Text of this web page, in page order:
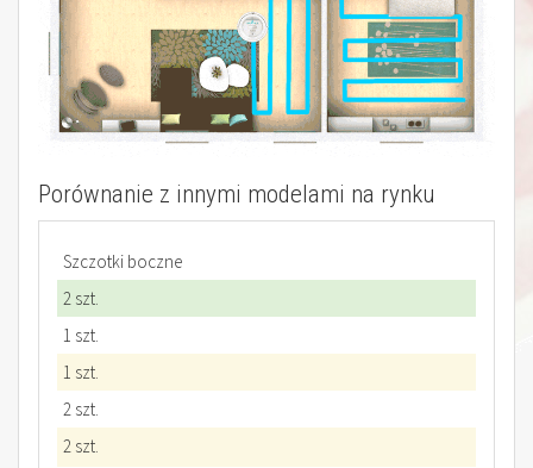
Porównanie z innymi modelami na rynku
Szczotki boczne
2 szt.
1 szt.
1 szt.
2 szt.
2 szt.